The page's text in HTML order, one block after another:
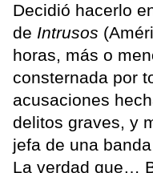
Decidió hacerlo
de Intrusos
horas, más o
consternada por
acusaciones
delitos graves, y
jefa de una
La verdad que…